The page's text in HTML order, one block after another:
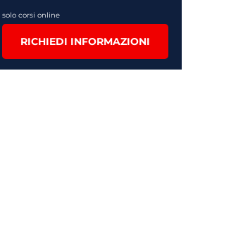
solo corsi online
RICHIEDI INFORMAZIONI